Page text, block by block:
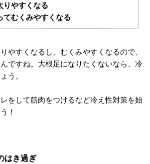
りやすくなる
てむくみやすくなる
やすくなるし、むくみやすくなるので、
ですね。大根足になりたくないなら、冷
う。
をして筋肉をつけるなど冷え性対策を始
！
はき過ぎ